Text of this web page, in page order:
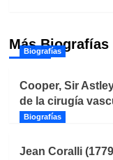
Más Biografías
Biografías
Cooper, Sir
de la cirugía
Biografías
Jean Coralli